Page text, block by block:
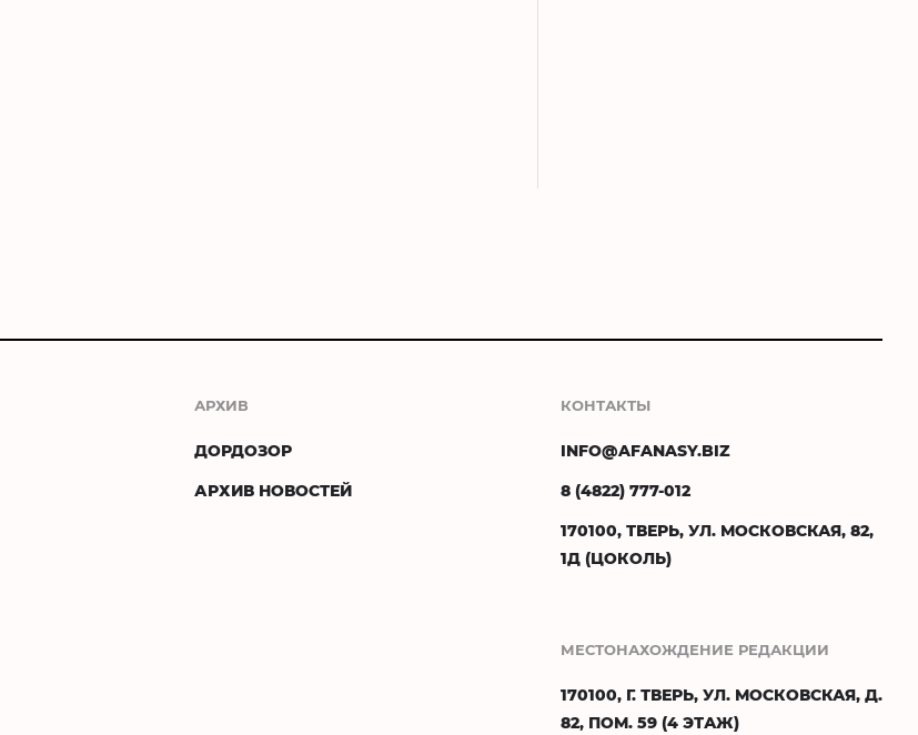
АРХИВ
ДОРДОЗОР
АРХИВ НОВОСТЕЙ
КОНТАКТЫ
INFO@AFANASY.BIZ
8 (4822) 777-012
170100, ТВЕРЬ, УЛ. МОСКОВСКАЯ, 82,
1Д (ЦОКОЛЬ)
МЕСТОНАХОЖДЕНИЕ РЕДАКЦИИ
170100, Г. ТВЕРЬ, УЛ. МОСКОВСКАЯ, Д.
82, ПОМ. 59 (4 ЭТАЖ)